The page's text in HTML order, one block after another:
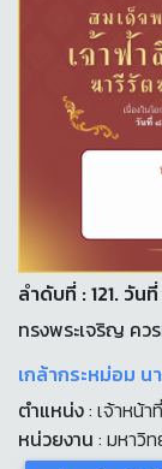
ลำดับที่ : 121. วัน
ทรงพระเจริญ คว
เกล้ากระหม่อม
ตำแหน่ง: เจ้าหน้าที่
หน่วยงาน : มหาวิ